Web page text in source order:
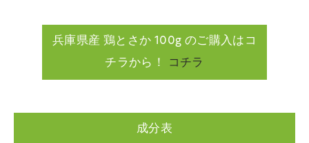
兵庫県産 鶏とさか 100g のご購入はコ
チラから！
コチラ
成分表